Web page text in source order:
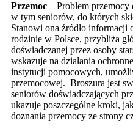
Przemoc – Problem
w tym seniorów, do których
Stanowi ona źródło
rodzinie w Polsce, przybliża
doświadczanej przez osoby
wskazuje na działania
instytucji pomocowych,
przemocowej. Broszura jest
seniorów doświadczających
ukazuje poszczególne kroki,
doznania przemocy ze strony